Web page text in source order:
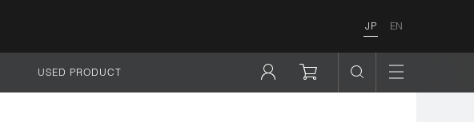
JP EN
USED PRODUCT